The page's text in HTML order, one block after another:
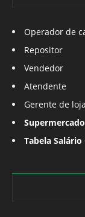
Operador de
Repositor
Vendedor
Atendente
Gerente de
Tabela